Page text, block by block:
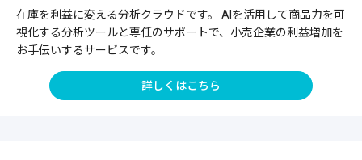
在庫を利益に変える分析クラウドです。 AIを活用して商品力を可
視化する分析ツールと専任のサポートで、小売企業の利益増加を
お手伝いするサービスです。
詳しくはこちら